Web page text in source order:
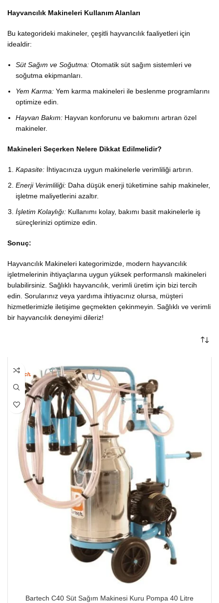
Hayvancılık Makineleri Kullanım Alanları
Bu kategorideki makineler, çeşitli hayvancılık faaliyetleri için
idealdir:
Süt Sağım ve Soğutma: Otomatik süt sağım sistemleri ve
soğutma ekipmanları.
Yem Karma: Yem karma makineleri ile beslenme programlarını
optimize edin.
Hayvan Bakım: Hayvan konforunu ve bakımını artıran özel
makineler.
Makineleri Seçerken Nelere Dikkat Edilmelidir?
Kapasite: İhtiyacınıza uygun makinelerle verimliliği artırın.
Enerji Verimliliği: Daha düşük enerji tüketimine sahip makineler,
işletme maliyetlerini azaltır.
İşletim Kolaylığı: Kullanımı kolay, bakımı basit makinelerle iş
süreçlerinizi optimize edin.
Sonuç:
Hayvancılık Makineleri kategorimizde, modern hayvancılık
işletmelerinin ihtiyaçlarına uygun yüksek performanslı makineleri
bulabilirsiniz. Sağlıklı hayvancılık, verimli üretim için bizi tercih
edin. Sorularınız veya yardıma ihtiyacınız olursa, müşteri
hizmetlerimizle iletişime geçmekten çekinmeyin. Sağlıklı ve verimli
bir hayvancılık deneyimi dileriz!
Bartech C40 Süt Sağım Makinesi Kuru Pompa 40 Litre